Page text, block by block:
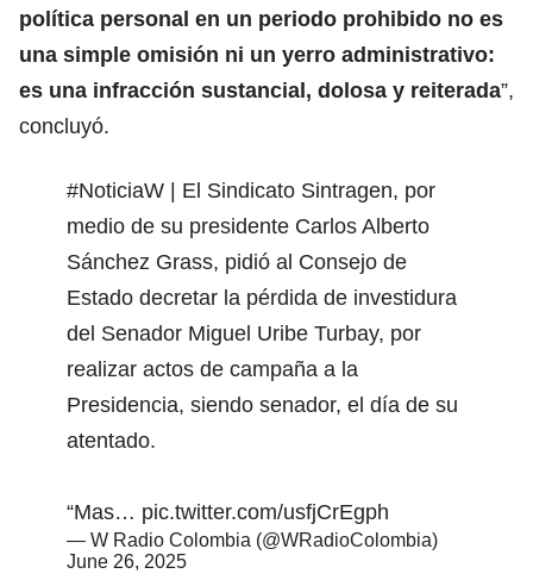
política personal en un periodo prohibido no es
una simple omisión ni un yerro administrativo:
es una infracción sustancial, dolosa y reiterada”,
concluyó.
#NoticiaW | El Sindicato Sintragen, por
medio de su presidente Carlos Alberto
Sánchez Grass, pidió al Consejo de
Estado decretar la pérdida de investidura
del Senador Miguel Uribe Turbay, por
realizar actos de campaña a la
Presidencia, siendo senador, el día de su
atentado.
“Mas… pic.twitter.com/usfjCrEgph
— W Radio Colombia (@WRadioColombia)
June 26, 2025